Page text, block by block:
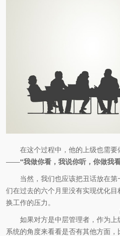
在这个过程中，他的上级也需
——“我做你看，我说你听，你做我
当然，我们也应该把丑话放在
们在过去的六个月里没有实现优化
换工作的压力。
如果对方是中层管理者，作为
系统的角度来看看是否有其他方面